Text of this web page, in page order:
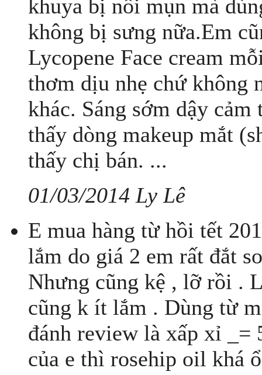
khuya bị nổi mụn mà
không bị sưng nữa.Em
Lycopene Face cream
thơm dịu nhẹ chứ không
khác. Sáng sớm dậy
thấy dòng makeup mắt
thấy chị bán. ...
01/03/2014 Ly Lê
E mua hàng từ hồi tết
lắm do giá 2 em rất đắt
Nhưng cũng kệ , lỡ rồi .
cũng k ít lắm . Dùng từ
đánh review là xấp xỉ _=
của e thì rosehip oil khá